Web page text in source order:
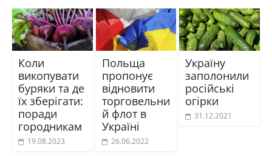
Коли
викопувати
буряки та де
їх зберігати:
поради
городникам
19.08.2023
Польща
пропонує
відновити
торговельни
й флот в
Україні
26.06.2022
Україну
заполонили
російські
огірки
31.12.2021